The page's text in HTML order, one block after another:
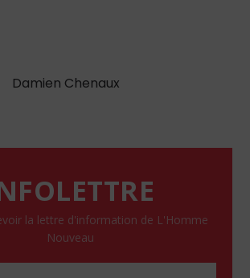
Damien Chenaux
la lettre d'information de L'Homme
Nouveau